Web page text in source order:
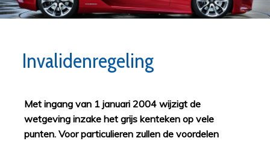
Invalidenregeling
Met ingang van 1 januari 2004 wijzigt de
wetgeving inzake het grijs kenteken op vele
punten. Voor particulieren zullen de voordelen